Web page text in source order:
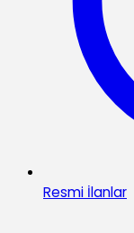
Resmi İlanlar